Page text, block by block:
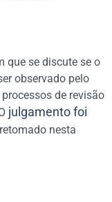
que se discute se o
observado pelo
de revisão
julgamento foi
nesta